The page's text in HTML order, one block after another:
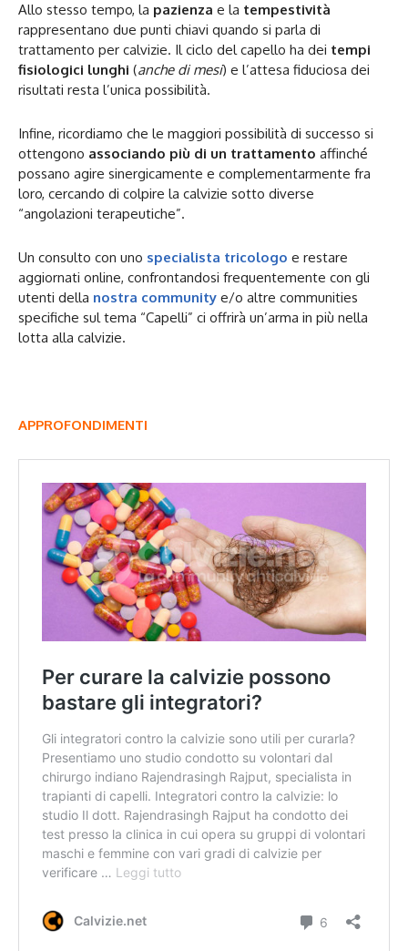
Allo stesso tempo, la pazienza e la tempestività
rappresentano due punti chiavi quando si parla di
trattamento per calvizie. Il ciclo del capello ha dei tempi
fisiologici lunghi (anche di mesi) e l’attesa fiduciosa dei
risultati resta l’unica possibilità.
Infine, ricordiamo che le maggiori possibilità di successo si
ottengono associando più di un trattamento affinché
possano agire sinergicamente e complementarmente fra
loro, cercando di colpire la calvizie sotto diverse
“angolazioni terapeutiche”.
Un consulto con uno specialista tricologo e restare
aggiornati online, confrontandosi frequentemente con gli
utenti della nostra community e/o altre communities
specifiche sul tema “Capelli” ci offrirà un’arma in più nella
lotta alla calvizie.
APPROFONDIMENTI